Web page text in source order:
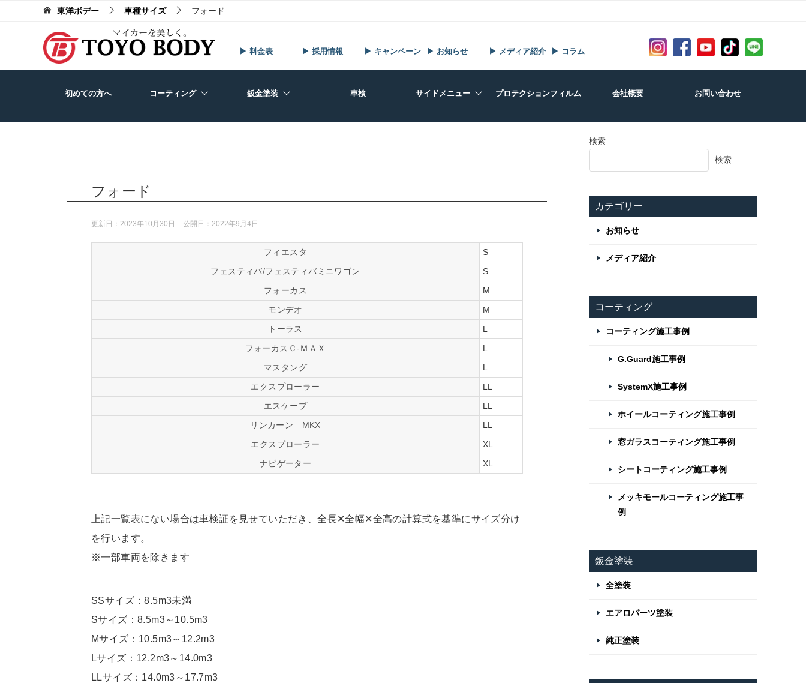
東洋ボデー 車種サイズ フォード
▶ 料金表 ▶ 採用情報 ▶ キャンペーン ▶ お知らせ ▶ メディア紹介 ▶ コラム
初めての方へ コーティング 鈑金塗装 車検 サイドメニュー プロテクションフィルム 会社概要 お問い合わせ
フォード
更新日： 2023年10月30日 公開日： 2022年9月4日
フィエスタ
S
フェスティバ/フェスティバミニワゴン
S
フォーカス
M
モンデオ
M
トーラス
L
フォーカスＣ-ＭＡＸ
L
マスタング
L
エクスプローラー
LL
エスケープ
LL
リンカーン MKX
LL
エクスプローラー
XL
ナビゲーター
XL
上記一覧表にない場合は車検証を見せていただき、全長✕全幅✕全高の計算式を基準にサイズ分け
を行います。
※一部車両を除きます
SSサイズ：8.5m3未満
Sサイズ：8.5m3～10.5m3
Mサイズ：10.5m3～12.2m3
Lサイズ：12.2m3～14.0m3
LLサイズ：14.0m3～17.7m3
検索
検索
カテゴリー
お知らせ
メディア紹介
コーティング
コーティング施工事例
G.Guard施工事例
SystemX施工事例
ホイールコーティング施工事例
窓ガラスコーティング施工事例
シートコーティング施工事例
メッキモールコーティング施工事
例
鈑金塗装
全塗装
エアロパーツ塗装
純正塗装